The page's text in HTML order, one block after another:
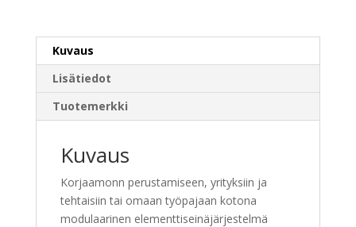
Kuvaus
Lisätiedot
Tuotemerkki
Kuvaus
Korjaamonn perustamiseen, yrityksiin ja
tehtaisiin tai omaan työpajaan kotona
modulaarinen elementtiseinäjärjestelmä